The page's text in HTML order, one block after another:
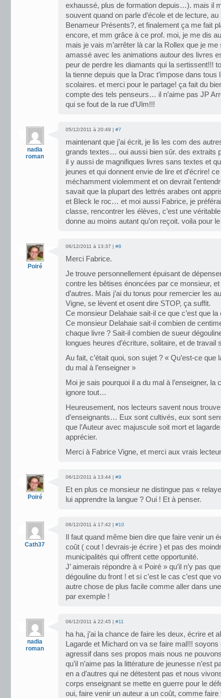
exhaussé, plus de formation depuis…). mais il
souvent quand on parle d’école et de lecture,
Benameur Présents?, et finalement ça me fait
encore, et mm grâce à ce prof. moi, je me dis
mais je vais m’arrêter là car la Rollex que je me
amassé avec les animations autour des livres
peur de perdre les diamants qui la sertissent!!!
la tienne depuis que la Drac t’impose dans
scolaires. et merci pour le partage! ça fait du
compte des tels penseurs… il n’aime pas JP
qui se fout de la rue d’Ulm!!!
nadia
roman
05/12/2011 à 20:49 | #7
maintenant que j’ai écrit, je lis les com des
grands textes… oui aussi bien sûr. des extraits
il y aussi de magnifiques livres sans textes et
jeunes et qui donnent envie de lire et d’écrire!
méchamment violemment et on devrait
savait que la plupart des lettrés arabes ont
et Bleck le roc… et moi aussi Fabrice, je
classe, rencontrer les élèves, c’est une
donne au moins autant qu’on reçoit. voila pour
Poiré
06/12/2011 à 13:37 | #8
Merci Fabrice.
Je trouve personnellement épuisant de
contre les bêtises énoncées par ce monsieur,
d’autres. Mais j’ai du tonus pour remercier les
Vigne, se lèvent et osent dire STOP, ça suffit.
Ce monsieur Delahaie sait-il ce que c’est que la
Ce monsieur Delahaie sait-il combien de
chaque livre ? Sait-il combien de sueur
longues heures d’écriture, solitaire, et de travail
Au fait, c’était quoi, son sujet ? « Qu’est-ce que
du mal à l’enseigner »
Moi je sais pourquoi il a du mal à l’enseigner, la
ignore tout…
Heureusement, nos lecteurs savent nous
d’enseignants… Eux sont cultivés, eux sont
que l’Auteur avec majuscule soit mort et
apprécier.
Merci à Fabrice Vigne, et merci aux vrais
Poiré
06/12/2011 à 13:44 | #9
Et en plus ce monsieur ne distingue pas «
lui apprendre la langue ? Oui ! Et à penser.
Cath37
06/12/2011 à 17:42 | #10
Il faut quand même bien dire que faire venir un
coût ( cout ! devrais-je écrire ) et pas des
municipalités qui offrent cette opportunité.
J’ aimerais répondre à « Poiré » qu’il n’y pas
dégouline du front ! et si c’est le cas c’est que
autre chose de plus facile comme aller dans
par exemple !
nadia
roman
06/12/2011 à 22:45 | #11
ha ha, j’ai la chance de faire les deux, écrire et
Lagarde et Michard on va se faire mal!!!
agressif dans ses propos mais nous ne
qu’il n’aime pas la littérature de jeunesse n’est
en a d’autres qui ne détestent pas et nous
corps enseignant se mette en guerre pour le
oui, faire venir un auteur a un coût, comme